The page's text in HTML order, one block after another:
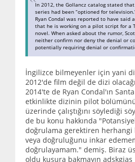
In 2012, the Gollancz catalog stated
series had been “optioned for
Ryan Condal was reported to have said
that he is working on a pilot script for a
novel. When asked about the rumor,
neither confirm nor deny the denial or
potentially requiring denial or
İngilizce bilmeyenler için yani
2012'de film değil de dizi
2014'te de Ryan Condal'ın
etkinlikte dizinin pilot
üzerinde çalıştığını söylediği
de bu konu hakkında
doğrulama gerektiren herhangi
veya doğruluğunu inkar
doğrulayamam." demiş. Biraz
oldu kusura bakmayın adskgjas